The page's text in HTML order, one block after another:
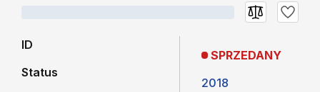
ID
Status
SPRZEDANY
2018